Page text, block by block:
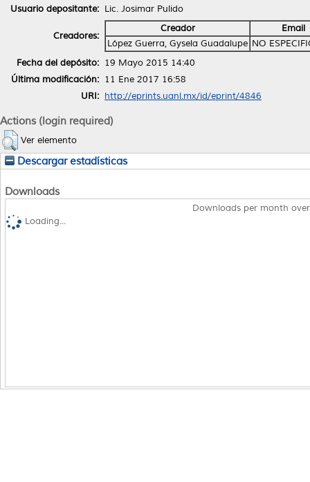
Usuario depositante: Lic. Josimar Pulido
Creadores:
Creador
Email
López Guerra, Gysela Guadalupe NO
Fecha del depósito: 19 Mayo 2015 14:40
Última modificación: 11 Ene 2017 16:58
URI: http://eprints.uanl.mx/id/eprint/4846
Actions (login required)
Ver elemento
Descargar estadísticas
Downloads
Downloads per month
Loading...